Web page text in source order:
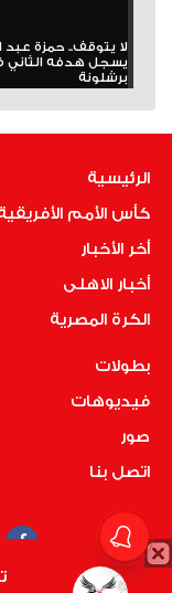
لا يتوقف.. حمزة عبد
يسجل هدفه الثاني
برشلونة
الرئيسية
كأس الأمم
أخر الأخبار
أخبار الاهلى
الكرة المصرية
بطولات
فيديوهات
صور
اتصل بنا